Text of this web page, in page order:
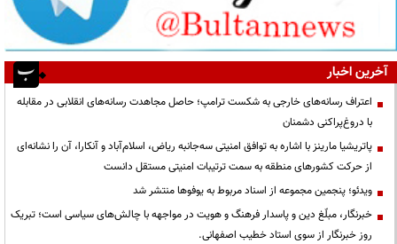
آخرین اخبار
اعتراف رسانه‌های خارجی به شکست ترامپ؛ حاصل مجاهدت رسانه‌های انقلابی در مقابله
با دروغ‌پراکنی دشمنان
پاتریشیا مارینز با اشاره به توافق امنیتی سه‌جانبه ریاض، اسلام‌آباد و آنکارا، آن را نشانه‌ای
از حرکت کشورهای منطقه به سمت ترتیبات امنیتی مستقل دانست
ویدئو؛ پنجمین مجموعه از اسناد مربوط به یوفوها منتشر شد
خبرنگار، مبلّغ دین و پاسدار فرهنگ و هویت در مواجهه با چالش‌های سیاسی است؛ تبریک
روز خبرنگار از سوی استاد خطیب اصفهانی.